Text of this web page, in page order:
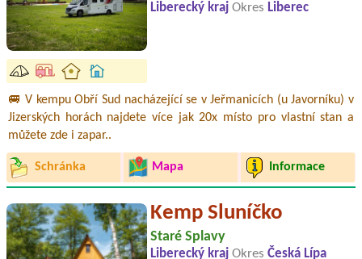
Liberecký kraj Okres Liberec
🚐 V kempu Obří Sud nacházející se v Jeřmanicích (u Javorníku) v
Jizerských horách najdete více jak 20x místo pro vlastní stan a
můžete zde i zapar..
Schránka Mapa Informace
Kemp Sluníčko
Staré Splavy
Liberecký kraj Okres Česká Lípa